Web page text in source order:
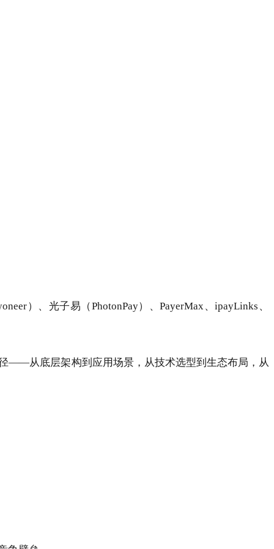
）、光子易（PhotonPay）、PayerMax、ipayLinks、
——从底层架构到应用场景，从技术选型到生态布局，从